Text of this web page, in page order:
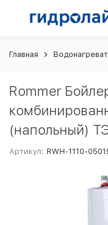
Главная
Rommer
(напольный)
Артикул: RWH-1110-